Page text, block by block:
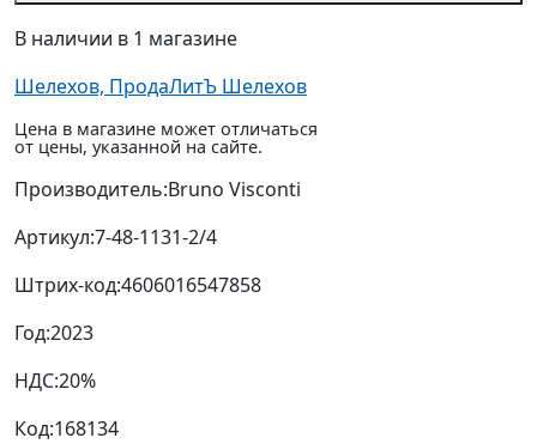
В наличии в 1 магазине
Шелехов, ПродаЛитЪ Шелехов
Цена в магазине может отличаться
от цены, указанной на сайте.
Производитель:Bruno Visconti
Артикул:7-48-1131-2/4
Штрих-код:4606016547858
Год:2023
НДС:20%
Код:168134